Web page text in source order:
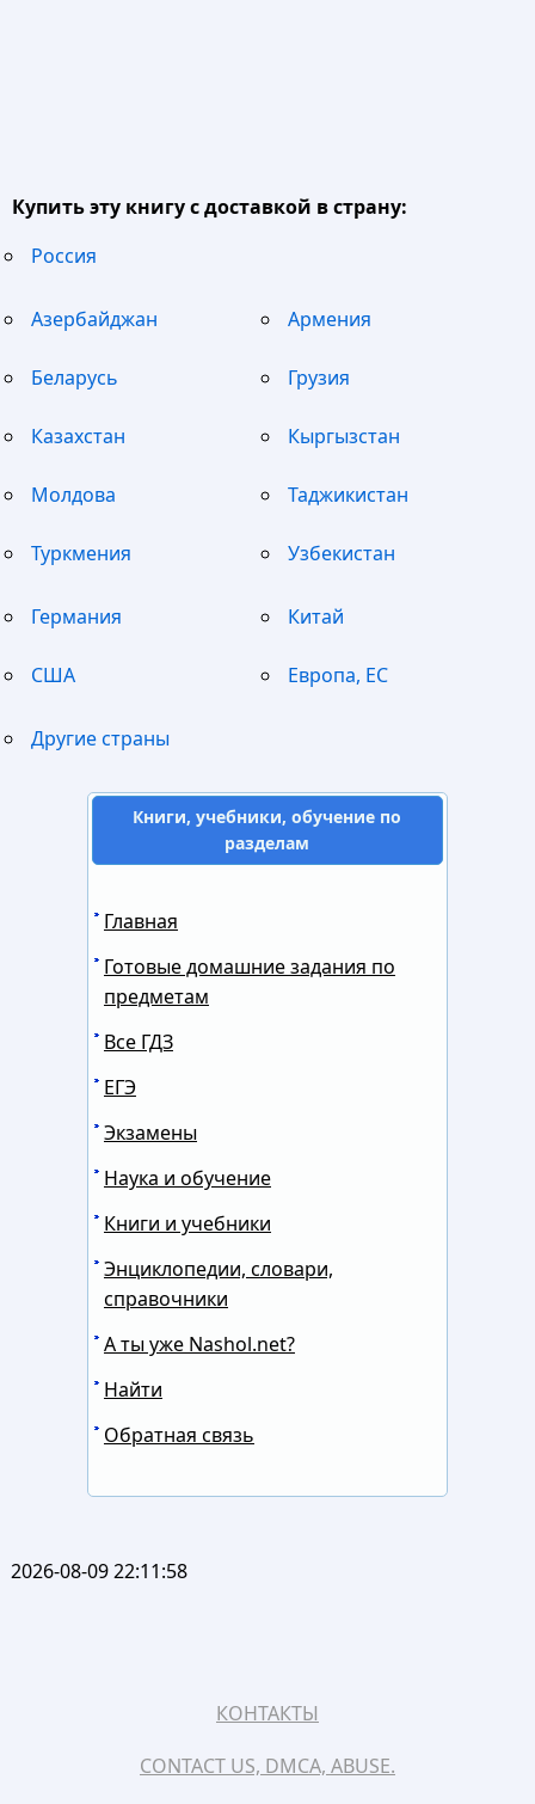
Купить эту книгу с доставкой в страну:
Россия
Азербайджан Армения
Беларусь Грузия
Казахстан Кыргызстан
Молдова Таджикистан
Туркмения Узбекистан
Германия Китай
США Европа, ЕС
Другие страны
Книги, учебники, обучение по
разделам
Главная
Готовые домашние задания по
предметам
Все ГДЗ
ЕГЭ
Экзамены
Наука и обучение
Книги и учебники
Энциклопедии, словари,
справочники
А ты уже Nashol.net?
Найти
Обратная связь
2026-08-09 22:11:58
КОНТАКТЫ
CONTACT US, DMCA, ABUSE.